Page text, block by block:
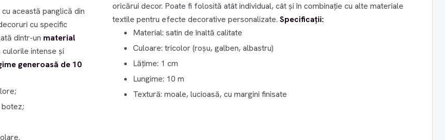
această panglică din
cu specific
dintr-un material
intense și
generoasă de 10
oricărui decor. Poate fi folosită atât individual, cât și în combinație cu alte materiale
textile pentru efecte decorative personalizate. Specificații:
Material: satin de înaltă calitate
Culoare: tricolor (roșu, galben, albastru)
Lățime: 1 cm
Lungime: 10 m
Textură: moale, lucioasă, cu margini finisate